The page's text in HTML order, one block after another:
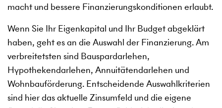
macht und bessere Finanzierungskonditionen erlaubt.
Wenn Sie Ihr Eigenkapital und Ihr Budget abgeklärt
haben, geht es an die Auswahl der Finanzierung. Am
verbreitetsten sind Bauspardarlehen,
Hypothekendarlehen, Annuitätendarlehen und
Wohnbauförderung. Entscheidende Auswahlkriterien
sind hier das aktuelle Zinsumfeld und die eigene